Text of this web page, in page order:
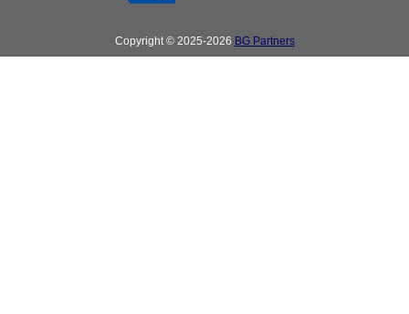
Copyright © 2025-2026 BG Partners